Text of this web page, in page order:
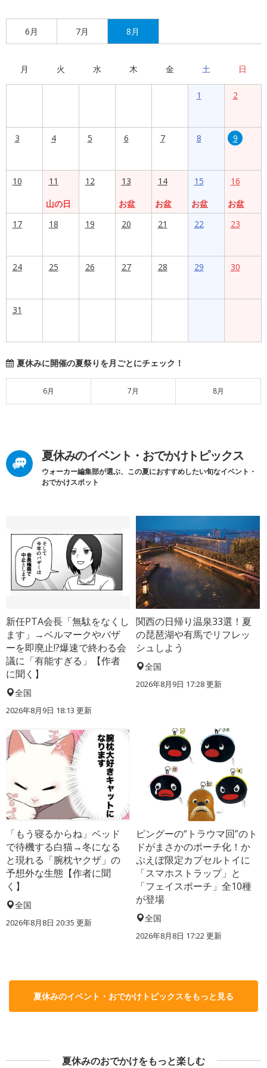
6月 7月 8月
月 火 水 木 金 土 日
1 2
3 4 5 6 7 8 9
10
11
山の日
12
13
お盆
14
お盆
15
お盆
16
お盆
17
18 19 20 21 22 23
24 25 26 27 28 29 30
31
夏休みに開催の夏祭りを月ごとにチェック！
6月 7月 8月
夏休みのイベント・おでかけトピックス
ウォーカー編集部が選ぶ、この夏におすすめしたい旬なイベント・
おでかけスポット
新任PTA会長「無駄をなくし
ます」→ベルマークやバザ
ーを即廃止!?爆速で終わる会
議に「有能すぎる」【作者
に聞く】
全国
2026年8月9日 18:13 更新
関西の日帰り温泉33選！夏
の琵琶湖や有馬でリフレッ
シュしよう
全国
2026年8月9日 17:28更新
「もう寝るからね」ベッド
で待機する白猫→冬になる
と現れる「腕枕ヤクザ」の
予想外な生態【作者に聞
く】
全国
2026年8月8日 20:35 更新
ピングーの“トラウマ回”のト
ドがまさかのポーチ化！か
ぷえぼ限定カプセルトイに
「スマホストラップ」と
「フェイスポーチ」全10種
が登場
全国
2026年8月8日 17:22 更新
夏休みのイベント・おでかけトピックスをもっと見る
夏休みのおでかけをもっと楽しむ